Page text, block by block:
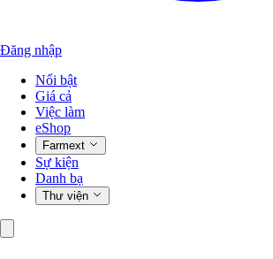
Đăng nhập
Nổi bật
Giá cả
Việc làm
eShop
Farmext
Sự kiện
Danh bạ
Thư viện